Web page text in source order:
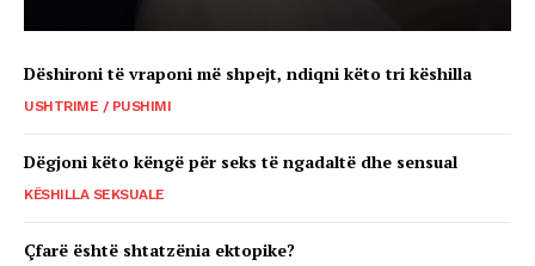
Dëshironi të vraponi më shpejt, ndiqni këto tri këshilla
USHTRIME / PUSHIMI
Dëgjoni këto këngë për seks të ngadaltë dhe sensual
KËSHILLA SEKSUALE
Çfarë është shtatzënia ektopike?